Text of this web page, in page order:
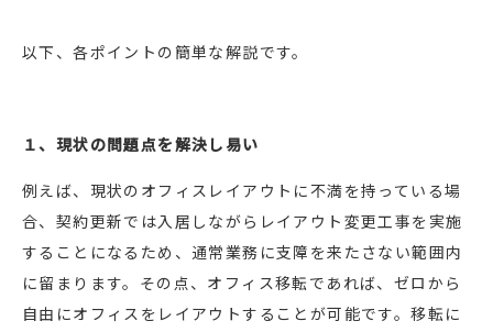
以下、各ポイントの簡単な解説です。
１、現状の問題点を解決し易い
例えば、現状のオフィスレイアウトに不満を持っている場
合、契約更新では入居しながらレイアウト変更工事を実施
することになるため、通常業務に支障を来たさない範囲内
に留まります。その点、オフィス移転であれば、ゼロから
自由にオフィスをレイアウトすることが可能です。移転に